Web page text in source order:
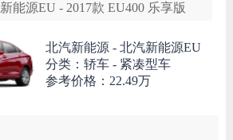
能源EU - 2017款 EU400 乐享版
北汽新能源 - 北汽新能源EU
分类：轿车 - 紧凑型车
参考价格： 22.49万